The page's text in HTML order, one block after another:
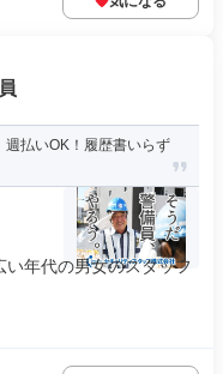
週払いOK！履歴書いらず
年代の男女のスタッフ